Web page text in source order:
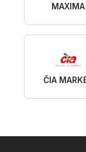
MAXIMA
ČIA